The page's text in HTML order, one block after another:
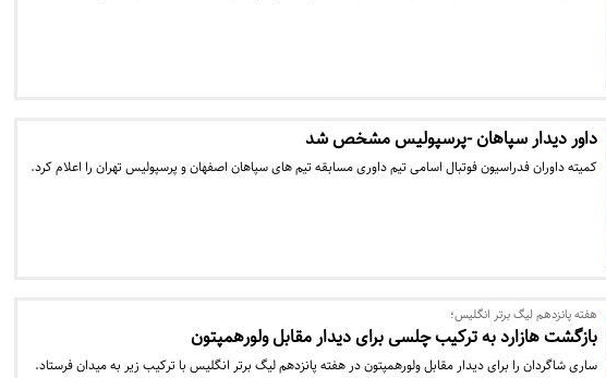
داور دیدار سپاهان -پرسپولیس مشخص شد
کمیته داوران فدراسیون فوتبال اسامی تیم داوری مسابقه تیم های سپاهان اصفهان و پرسپولیس تهران را اعلام کرد.
هفته پانزدهم لیگ برتر انگلیس؛
بازگشت هازارد به ترکیب چلسی برای دیدار مقابل ولورهمپتون
ساری شاگردان را برای دیدار مقابل ولورهمپتون در هفته پانزدهم لیگ برتر انگلیس با ترکیب زیر به میدان فرستاد.